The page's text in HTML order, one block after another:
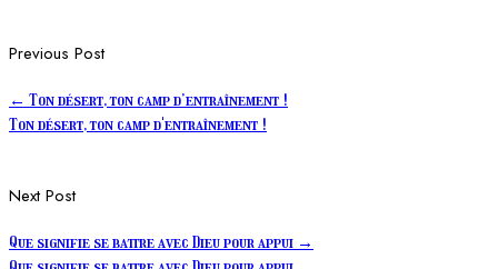
Previous Post
← Ton désert, ton camp d’entraînement !
Ton désert, ton camp d'entraînement !
Next Post
Que signifie se battre avec Dieu pour appui →